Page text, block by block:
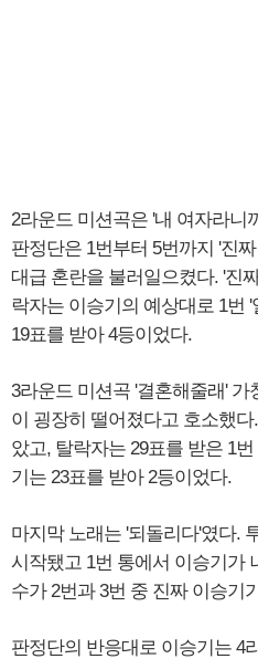
2라운드 미션곡은 '내 여자라니
판정단은 1번부터 5번까지 '진
대급 혼란을 불러일으켰다. '진
락자는 이승기의 예상대로 1번
19표를 받아 4등이었다.
3라운드 미션곡 '결혼해줄래'
이 굉장히 떨어졌다고 호소했
았고, 탈락자는 29표를 받은 1
기는 23표를 받아 2등이었다.
마지막 노래는 '되돌리다'였다.
시작됐고 1번 통에서 이승기가
수가 2번과 3번 중 진짜 이승기
판정단의 반응대로 이승기는 4